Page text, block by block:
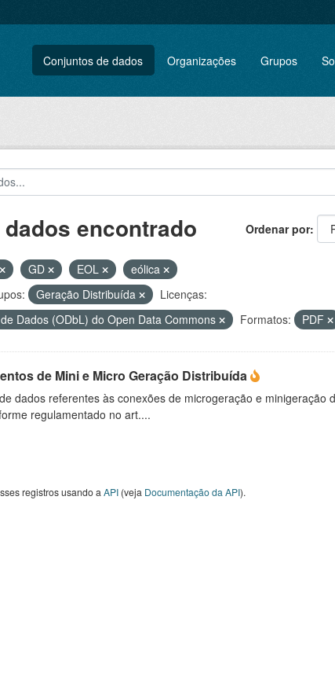
Conjuntos de dados Organizações Grupos
Ordenar por
encontrado
GD EOL
eólica
Geração Distribuída
Licenças:
Dados (ODbL) do Open Data Commons
Formatos: PDF
de Mini e Micro Geração Distribuída
dados referentes às conexões de microgeração e minigeração
regulamentado no art....
registros usando a API(veja Documentação da API).